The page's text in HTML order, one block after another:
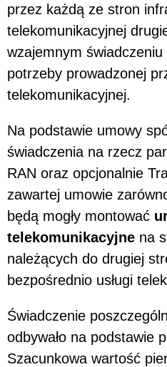
przez każdą ze stron
telekomunikacyjnej
wzajemnym świadczeniu
potrzeby prowadzonej
telekomunikacyjnej.
Na podstawie umowy
świadczenia na rzecz
RAN oraz opcjonalnie
zawartej umowie
będą mogły montować
telekomunikacyjne na
należących do drugiej
bezpośrednio usługi
Świadczenie
odbywało na podstawie
Szacunkowa wartość